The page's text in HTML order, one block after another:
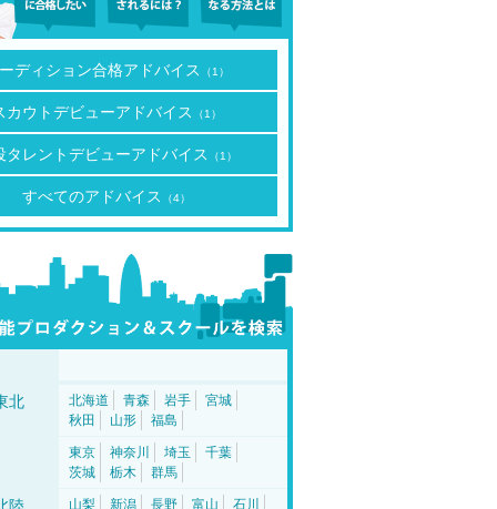
ディション合格アドバイス （1）
カウトデビューアドバイス （1）
タレントデビューアドバイス （1）
すべてのアドバイス （4）
北 北海道 青森 岩手
宮城
秋田
山形 福島
東京 神奈川 埼玉
千葉
茨城
栃木 群馬
陸 山梨 新潟 長野 富山
石川